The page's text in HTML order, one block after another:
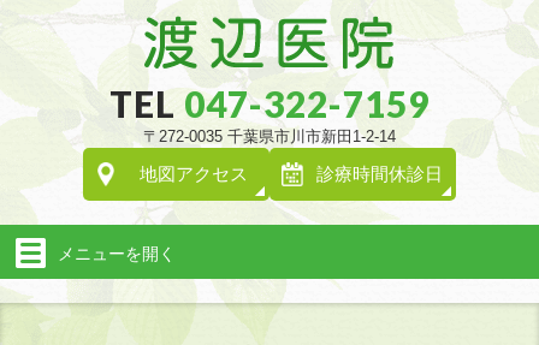
TEL047-322-7159
〒272-0035 千葉県市川市新田1-2-14
地図アクセス 診療時間休診日
メニューを開く